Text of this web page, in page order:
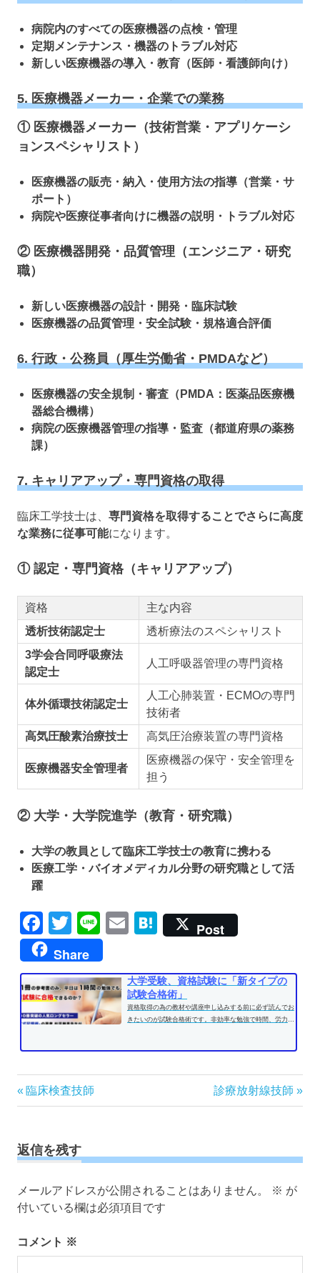
病院内のすべての医療機器の点検・管理
定期メンテナンス・機器のトラブル対応
新しい医療機器の導入・教育（医師・看護師向け）
5. 医療機器メーカー・企業での業務
① 医療機器メーカー（技術営業・アプリケーシ
ョンスペシャリスト）
医療機器の販売・納入・使用方法の指導（営業・サ
ポート）
病院や医療従事者向けに機器の説明・トラブル対応
② 医療機器開発・品質管理（エンジニア・研究
職）
新しい医療機器の設計・開発・臨床試験
医療機器の品質管理・安全試験・規格適合評価
6. 行政・公務員（厚生労働省・PMDAなど）
医療機器の安全規制・審査（PMDA：医薬品医療機
器総合機構）
病院の医療機器管理の指導・監査（都道府県の薬務
課）
7. キャリアアップ・専門資格の取得
臨床工学技士は、 専門資格を取得することでさらに高度
な業務に従事可能になります。
① 認定・専門資格（キャリアアップ）
資格
主な内容
透析技術認定士
透析療法のスペシャリスト
3学会合同呼吸療法
認定士
人工呼吸器管理の専門資格
体外循環技術認定士
人工心肺装置・ECMOの専門
技術者
高気圧酸素治療技士
高気圧治療装置の専門資格
医療機器安全管理者
医療機器の保守・安全管理を
担う
② 大学・大学院進学（教育・研究職）
大学の教員として臨床工学技士の教育に携わる
医療工学・バイオメディカル分野の研究職として活
躍
Facebook
TwitterLineEmailHatena
Post
Share
大学受験、資格試験に「新タイプの
試験合格術」
資格取得の為の教材や講座申し込みする前に必ず読んでお
きたいのが試験合格術です。非効率な勉強で時間、労力を
投
稿
ビ
ゲ
ー
シ
ン
前
の
事:
臨床検査技師
次
の
診療放射線技師
返信を残す
メールアドレスが公開されることはありません。 ※ が
付いている欄は必須項目です
コメント ※